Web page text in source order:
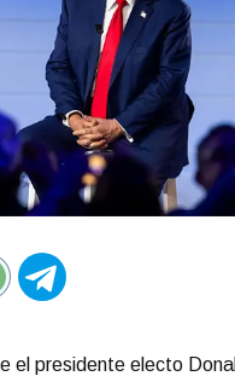
el presidente electo